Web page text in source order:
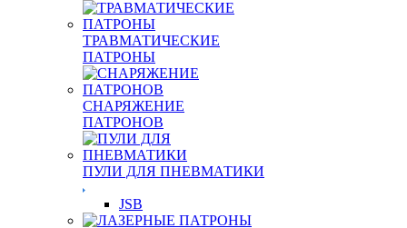
ТРАВМАТИЧЕСКИЕ
ПАТРОНЫ
СНАРЯЖЕНИЕ
ПАТРОНОВ
ПУЛИ ДЛЯ ПНЕВМАТИКИ
JSB